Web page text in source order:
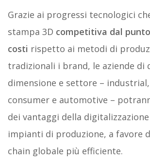
Grazie ai progressi tecnologici
stampa 3D competitiva dal
costi rispetto ai metodi di
tradizionali i brand, le aziende di
dimensione e settore –
consumer e automotive –
dei vantaggi della
impianti di produzione, a favore
chain globale più efficiente.